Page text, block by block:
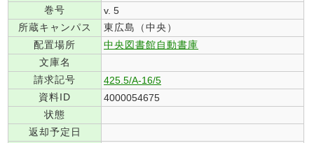
巻号
v. 5
所蔵キャンパス
東広島（中央）
配置場所
中央図書館自動書庫
文庫名
請求記号
425.5/A-16/5
資料ID
4000054675
状態
返却予定日